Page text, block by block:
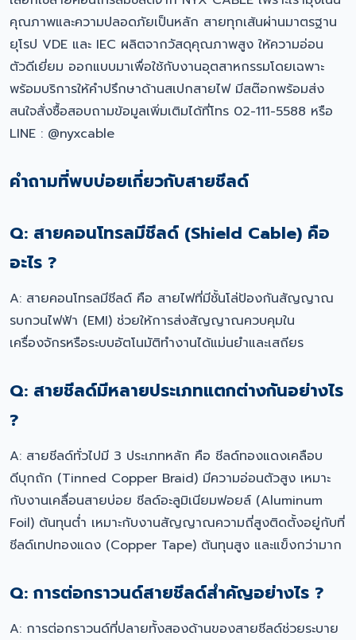
คุณภาพและความปลอดภัยเป็นหลัก สายทุกเส้นผ่านมาตรฐาน
ยุโรป VDE และ IEC ผลิตจากวัสดุคุณภาพสูง ให้ความอ่อน
ตัวดีเยี่ยม ออกแบบมาเพื่อใช้กับงานอุตสาหกรรมโดยเฉพาะ
พร้อมบริการให้คำปรึกษาด้านสเปกสายไฟ มีสต๊อกพร้อมส่ง
สนใจสั่งซื้อสอบถามข้อมูลเพิ่มเติมได้ที่โทร 02-111-5588 หรือ
LINE : @nyxcable
คำถามที่พบบ่อยเกี่ยวกับสายชีลด์
Q: สายคอนโทรลมีชีลด์ (Shield Cable) คือ
อะไร ?
A: สายคอนโทรลมีชีลด์ คือ สายไฟที่มีชั้นโล่ป้องกันสัญญาณ
รบกวนไฟฟ้า (EMI) ช่วยให้การส่งสัญญาณควบคุมใน
เครื่องจักรหรือระบบอัตโนมัติทำงานได้แม่นยำและเสถียร
Q: สายชีลด์มีหลายประเภทแตกต่างกันอย่างไร
?
A: สายชีลด์ทั่วไปมี 3 ประเภทหลัก คือ ชีลด์ทองแดงเคลือบ
ดีบุกถัก (Tinned Copper Braid) มีความอ่อนตัวสูง เหมาะ
กับงานเคลื่อนสายบ่อย ชีลด์อะลูมิเนียมฟอยล์ (Aluminum
Foil) ต้นทุนต่ำ เหมาะกับงานสัญญาณความถี่สูงติดตั้งอยู่กับที่
ชีลด์เทปทองแดง (Copper Tape) ต้นทุนสูง และแข็งกว่ามาก
Q: การต่อกราวนด์สายชีลด์สำคัญอย่างไร ?
A: การต่อกราวนด์ที่ปลายทั้งสองด้านของสายชีลด์ช่วยระบาย